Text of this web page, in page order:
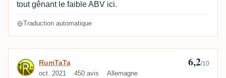
tout gênant le faible ABV ici.
Traduction automatique
Avis de RumTaTa
RumTaTa
oct. 2021 450 avis Allemagne
6,2/10